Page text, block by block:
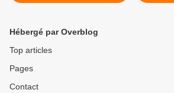
Hébergé par Overblog
Top articles
Pages
Contact